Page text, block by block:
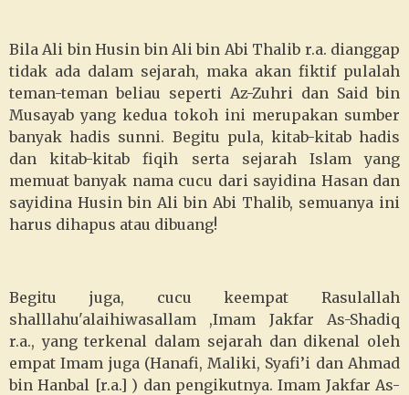
Bila Ali bin Husin bin Ali bin Abi Thalib r.a. dianggap
tidak ada dalam sejarah, maka akan fiktif pulalah
teman-teman beliau seperti Az-Zuhri dan Said bin
Musayab yang kedua tokoh ini merupakan sumber
banyak hadis sunni. Begitu pula, kitab-kitab hadis
dan kitab-kitab fiqih serta sejarah Islam yang
memuat banyak nama cucu dari sayidina Hasan dan
sayidina Husin bin Ali bin Abi Thalib, semuanya ini
harus dihapus atau dibuang!
Begitu juga, cucu keempat Rasulallah
shalllahu'alaihiwasallam ,Imam Jakfar As-Shadiq
r.a., yang terkenal dalam sejarah dan dikenal oleh
empat Imam juga (Hanafi, Maliki, Syafi’i dan Ahmad
bin Hanbal [r.a.] ) dan pengikutnya. Imam Jakfar As-